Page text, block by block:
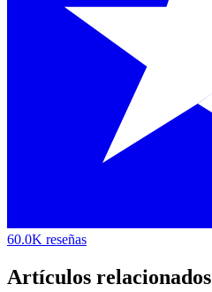
60.0K reseñas
Artículos relacionados